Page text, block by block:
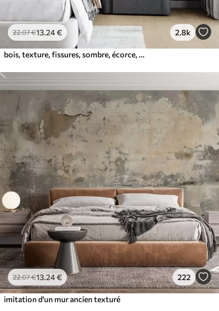
22.07€13.24€ 2.8k
bois, texture, fissures, sombre, écorce, surface
22.07€13.24€ 222
imitation d'un mur ancien texturé